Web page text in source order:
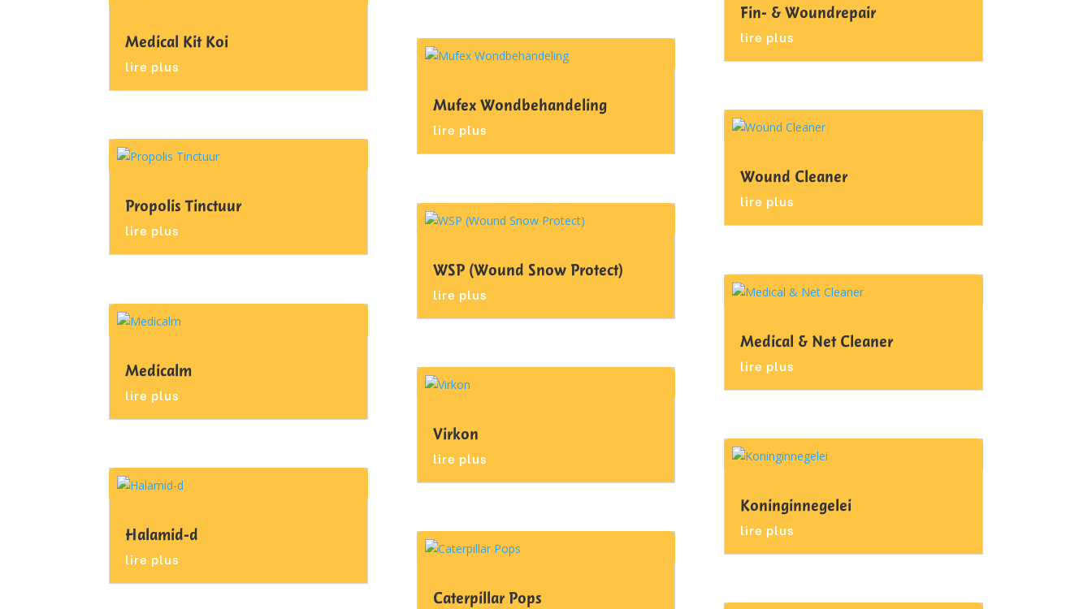
Medical Kit Koi
lire plus
Propolis Tinctuur
lire plus
Medicalm
lire plus
Halamid-d
lire plus
Mufex Wondbehandeling
lire plus
WSP (Wound Snow Protect)
lire plus
Virkon
lire plus
Caterpillar Pops
Fin- & Woundrepair
lire plus
Wound Cleaner
lire plus
Medical & Net Cleaner
lire plus
Koninginnegelei
lire plus